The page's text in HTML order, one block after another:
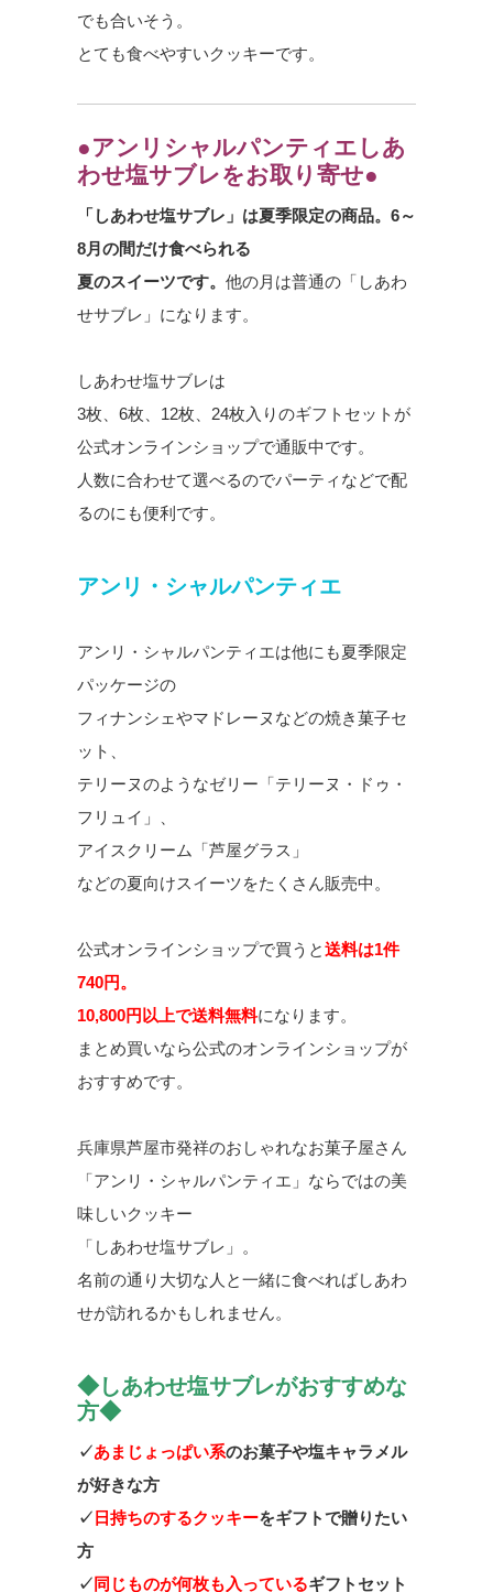
でも合いそう。
とても食べやすいクッキーです。
●アンリシャルパンティエしあ
わせ塩サブレをお取り寄せ●
「しあわせ塩サブレ」は夏季限定の商品。6～
8月の間だけ食べられる
夏のスイーツです。 他の月は普通の「しあわ
せサブレ」になります。
しあわせ塩サブレは
3枚、6枚、12枚、24枚入りのギフトセットが
公式オンラインショップで通販中です。
人数に合わせて選べるのでパーティなどで配
るのにも便利です。
アンリ・シャルパンティエ
アンリ・シャルパンティエは他にも夏季限定
パッケージの
フィナンシェやマドレーヌなどの焼き菓子セ
ット、
テリーヌのようなゼリー「テリーヌ・ドゥ・
フリュイ」、
アイスクリーム「芦屋グラス」
などの夏向けスイーツをたくさん販売中。
公式オンラインショップで買うと送料は1件
740円。
10,800円以上で送料無料になります。
まとめ買いなら公式のオンラインショップが
おすすめです。
兵庫県芦屋市発祥のおしゃれなお菓子屋さん
「アンリ・シャルパンティエ」ならではの美
味しいクッキー
「しあわせ塩サブレ」。
名前の通り大切な人と一緒に食べればしあわ
せが訪れるかもしれません。
◆しあわせ塩サブレがおすすめな
方◆
✓あまじょっぱい系のお菓子や塩キャラメル
が好きな方
✓ 日持ちのするクッキーをギフトで贈りたい
方
✓ 同じものが何枚も入っているギフトセット